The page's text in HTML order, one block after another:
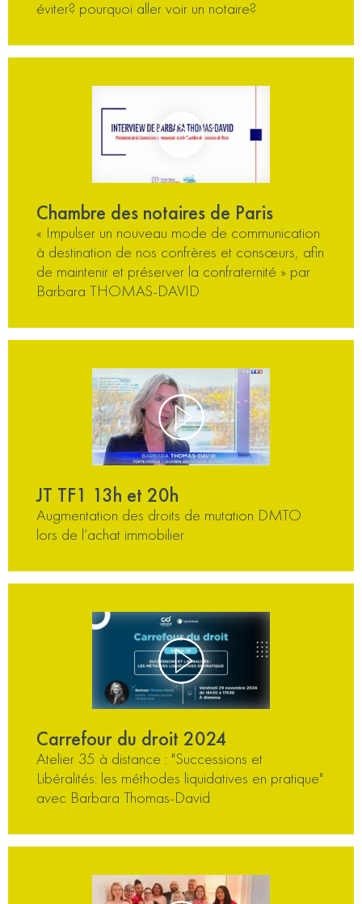
éviter? pourquoi aller voir un notaire?
Chambre des notaires de Paris
« Impulser un nouveau mode de communication
à destination de nos confrères et consœurs, afin
de maintenir et préserver la confraternité » par
Barbara THOMAS-DAVID
JT TF1 13h et 20h
Augmentation des droits de mutation DMTO
lors de l’achat immobilier
Carrefour du droit 2024
Atelier 35 à distance : "Successions et
Libéralités: les méthodes liquidatives en pratique"
avec Barbara Thomas-David